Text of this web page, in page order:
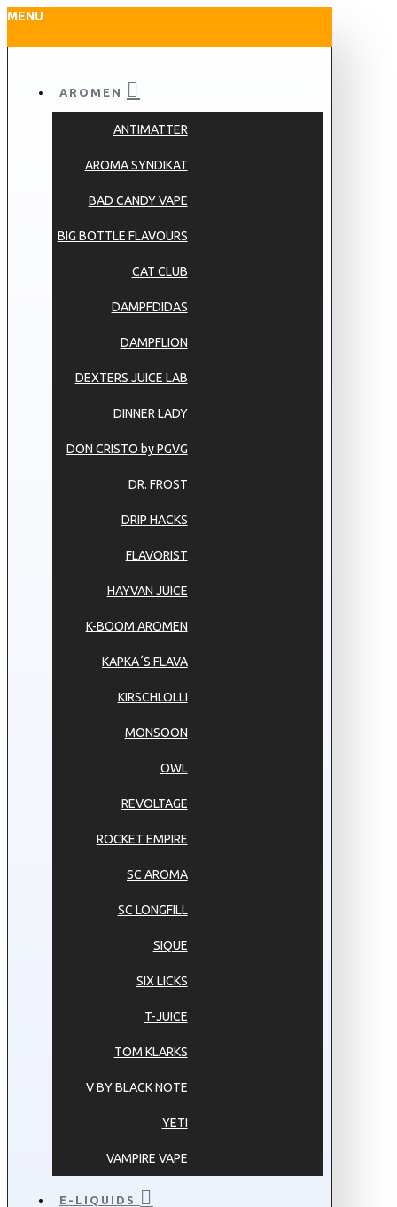
MENU
AROMEN
ANTIMATTER
AROMA SYNDIKAT
BAD CANDY VAPE
BIG BOTTLE FLAVOURS
CAT CLUB
DAMPFDIDAS
DAMPFLION
DEXTERS JUICE LAB
DINNER LADY
DON CRISTO by PGVG
DR. FROST
DRIP HACKS
FLAVORIST
HAYVAN JUICE
K-BOOM AROMEN
KAPKA´S FLAVA
KIRSCHLOLLI
MONSOON
OWL
REVOLTAGE
ROCKET EMPIRE
SC AROMA
SC LONGFILL
SIQUE
SIX LICKS
T-JUICE
TOM KLARKS
V BY BLACK NOTE
YETI
VAMPIRE VAPE
E-LIQUIDS